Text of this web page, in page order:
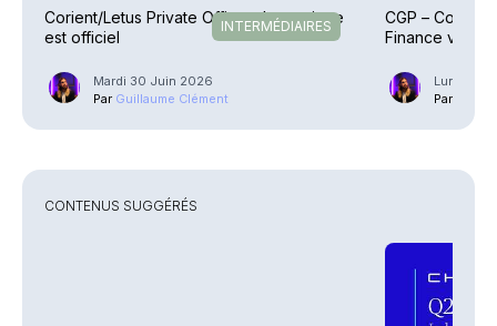
INTERMÉDIAIRES
Corient/Letus Private Office – Le mariage
est officiel
Mardi 30 Juin 2026
Par Guillaume Clément
CGP –
Finance veut
Lundi 11
Par
CONTENUS SUGGÉRÉS